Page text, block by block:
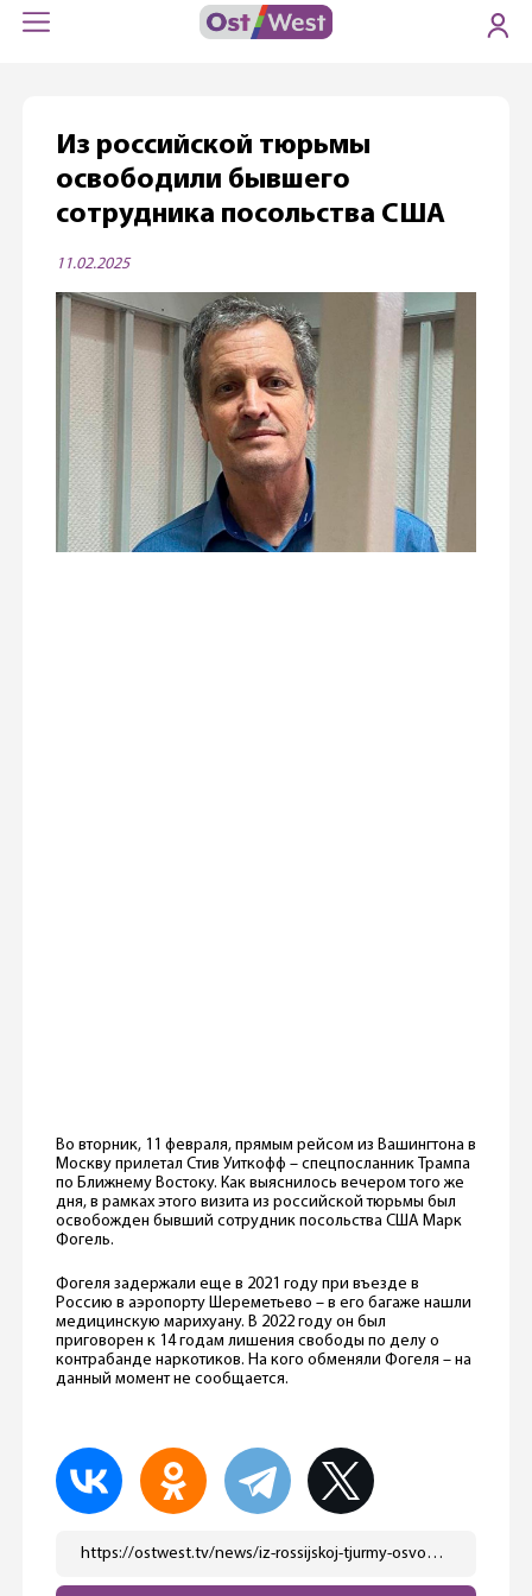
Из российской тюрьмы
освободили бывшего
сотрудника посольства США
11.02.2025
Во вторник, 11 февраля, прямым рейсом из Вашингтона в
Москву прилетал Стив Уиткофф – спецпосланник Трампа
по Ближнему Востоку. Как выяснилось вечером того же
дня, в рамках этого визита из российской тюрьмы был
освобожден бывший сотрудник посольства США Марк
Фогель.
Фогеля задержали еще в 2021 году при въезде в
Россию в аэропорту Шереметьево – в его багаже нашли
медицинскую марихуану. В 2022 году он был
приговорен к 14 годам лишения свободы по делу о
контрабанде наркотиков. На кого обменяли Фогеля – на
данный момент не сообщается.
https://ostwest.tv/news/iz-rossijskoj-tjurmy-osvobodili-byvshego-sotrudnika-posolstva-ssha/